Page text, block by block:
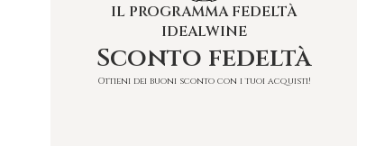
IL PROGRAMMA FEDELTÀ
IDEALWINE
Sconto fedeltà
Ottieni dei buoni sconto con i tuoi acquisti!